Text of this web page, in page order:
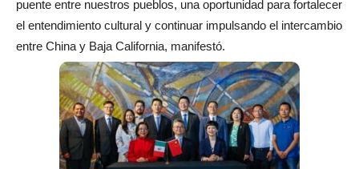
puente entre nuestros pueblos, una oportunidad para fortalecer
el entendimiento cultural y continuar impulsando el intercambio
entre China y Baja California, manifestó.